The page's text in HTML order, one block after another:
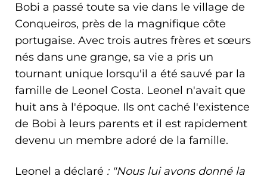
Bobi a passé toute sa vie dans le village de
Conqueiros, près de la magnifique côte
portugaise. Avec trois autres frères et sœurs
nés dans une grange, sa vie a pris un
tournant unique lorsqu'il a été sauvé par la
famille de Leonel Costa. Leonel n'avait que
huit ans à l'époque. Ils ont caché l'existence
de Bobi à leurs parents et il est rapidement
devenu un membre adoré de la famille.
Leonel a déclaré : "Nous lui avons donné la